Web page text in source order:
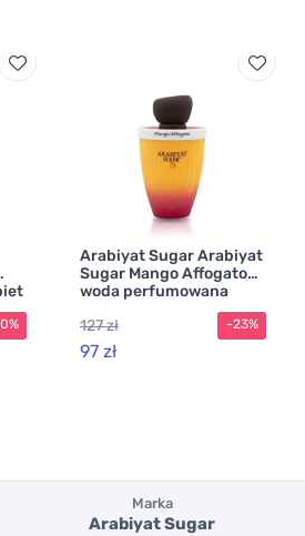
Arabiyat Sugar Arabiyat
Sugar Mango Affogato
woda perfumowana
unisex
127 zł
97 zł
-23%
Marka
Arabiyat Sugar